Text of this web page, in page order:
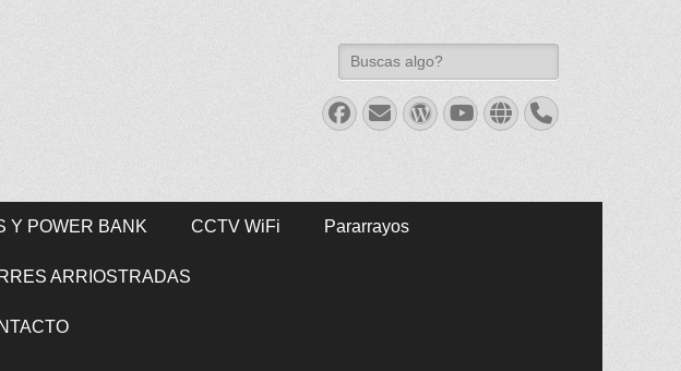
Buscar:
Facebook
Correo
electrónico
WordPress
Youtube
WebTeléfono
Y POWER BANK CCTV WiFi Pararrayos
ARRIOSTRADAS